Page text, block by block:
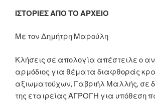
ΙΣΤΟΡΙΕΣ ΑΠΟ ΤΟ ΑΡΧΕΙΟ
Με τον Δημήτρη Μαρούλη
Κλήσεις σε απολογία απέστειλε ο
αρμόδιος για θέματα διαφθοράς
αξιωματούχων, Γαβριήλ Μαλλής, σε
της εταιρείας ΑΓΡΟΓΗ για υπόθεση